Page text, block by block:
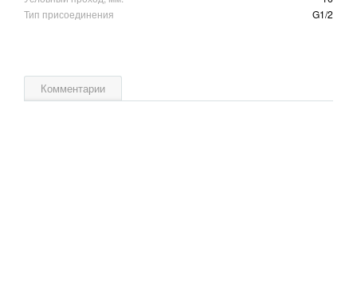
Тип присоединения
G1/2
Комментарии